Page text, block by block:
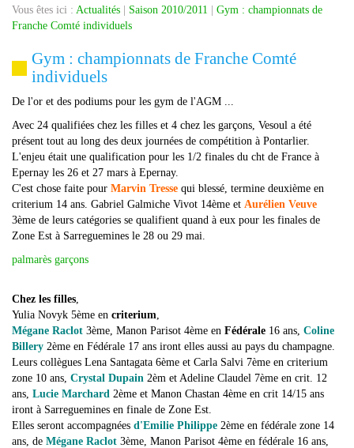
Vous êtes ici : Actualités Saison 2010/2011
Gym : championnats de
Franche Comté individuels
Gym : championnats de Franche Comté
individuels
De l'or et des podiums pour les gym de l'AGM ...
Avec 24 qualifiées chez les filles et 4 chez les garçons, Vesoul a été
présent tout au long des deux journées de compétition à Pontarlier.
L'enjeu était une qualification pour les 1/2 finales du cht de France à
Epernay les 26 et 27 mars à Epernay.
C'est chose faite pour Marvin Tresse qui blessé, termine deuxième en
criterium 14 ans. Gabriel Galmiche Vivot 14ème et Aurélien Veuve
3ème de leurs catégories se qualifient quand à eux pour les finales de
Zone Est à Sarreguemines le 28 ou 29 mai.
palmarès garçons
Chez les filles
Yulia Novyk 5ème en criterium
Mégane Raclot 3ème, Manon Parisot 4ème en Fédérale 16 ans, Coline
Billery 2ème en Fédérale 17 ans iront elles aussi au pays du champagne.
Leurs collègues Lena Santagata 6ème et Carla Salvi 7ème en criterium
zone 10 ans, Crystal Dupain 2èm et Adeline Claudel 7ème en crit. 12
ans, Lucie Marchard 2ème et Manon Chastan 4ème en crit 14/15 ans
iront à Sarreguemines en finale de Zone Est.
Elles seront accompagnées d'Emilie Philippe 2ème en fédérale zone 14
ans, de Mégane Raclot 3ème, Manon Parisot 4ème en fédérale 16 ans,